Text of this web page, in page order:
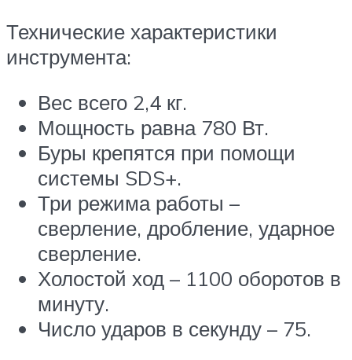
Технические характеристики
инструмента:
Вес всего 2,4 кг.
Мощность равна 780 Вт.
Буры крепятся при помощи
системы SDS+.
Три режима работы –
сверление, дробление, ударное
сверление.
Холостой ход – 1100 оборотов в
минуту.
Число ударов в секунду – 75.